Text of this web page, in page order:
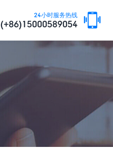
24小时服务热线
(+86)15000589054 